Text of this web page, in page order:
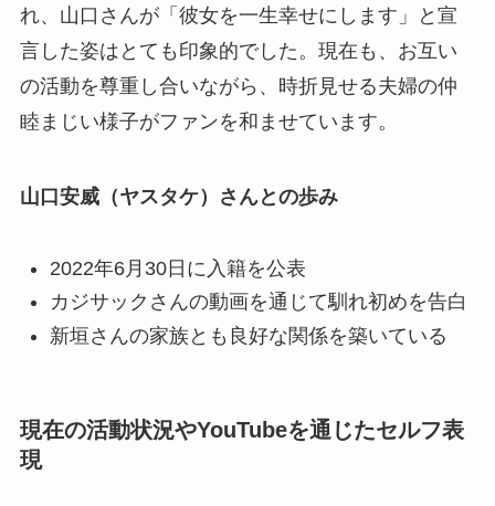
れ、山口さんが「彼女を一生幸せにします」と宣
言した姿はとても印象的でした。現在も、お互い
の活動を尊重し合いながら、時折見せる夫婦の仲
睦まじい様子がファンを和ませています。
山口安威（ヤスタケ）さんとの歩み
2022年6月30日に入籍を公表
カジサックさんの動画を通じて馴れ初めを告白
新垣さんの家族とも良好な関係を築いている
現在の活動状況やYouTubeを通じたセルフ表
現